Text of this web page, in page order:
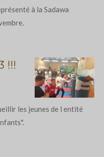
à la Sadawa
!!!
les jeunes de l entité